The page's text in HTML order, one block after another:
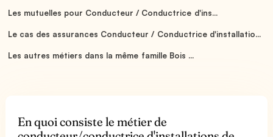
Les mutuelles pour Conducteur / Conductrice d'ins...
Le cas des assurances Conducteur / Conductrice d'installatio...
Les autres métiers dans la même famille Bois ...
En quoi consiste le métier de